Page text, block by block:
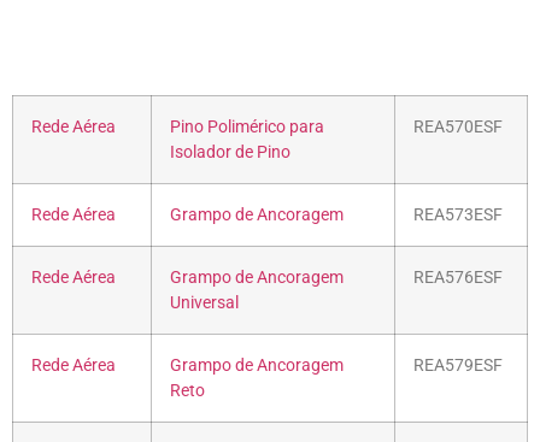
Rede Aérea
Pino Polimérico para
Isolador de Pino
REA570ESF
Rede Aérea Grampo de Ancoragem REA573ESF
Rede Aérea
Grampo de Ancoragem
Universal
REA576ESF
Rede Aérea
Grampo de Ancoragem
Reto
REA579ESF